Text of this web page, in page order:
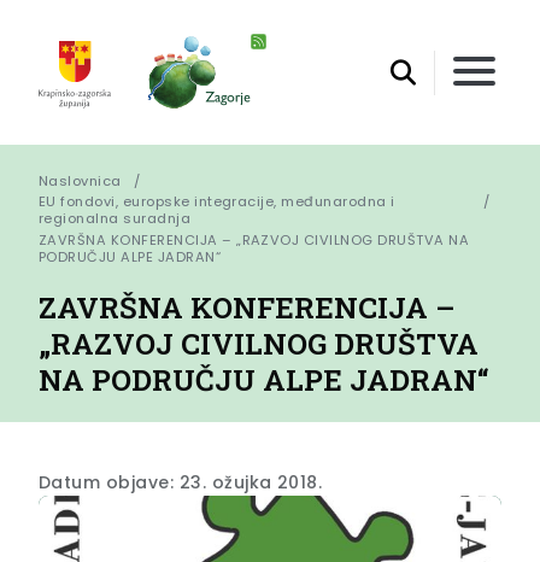
Naslovnica
EU fondovi, europske integracije, međunarodna i
regionalna suradnja
ZAVRŠNA KONFERENCIJA – „RAZVOJ CIVILNOG DRUŠTVA NA
PODRUČJU ALPE JADRAN“
ZAVRŠNA KONFERENCIJA –
„RAZVOJ CIVILNOG DRUŠTVA
NA PODRUČJU ALPE JADRAN“
Datum objave: 23. ožujka 2018.